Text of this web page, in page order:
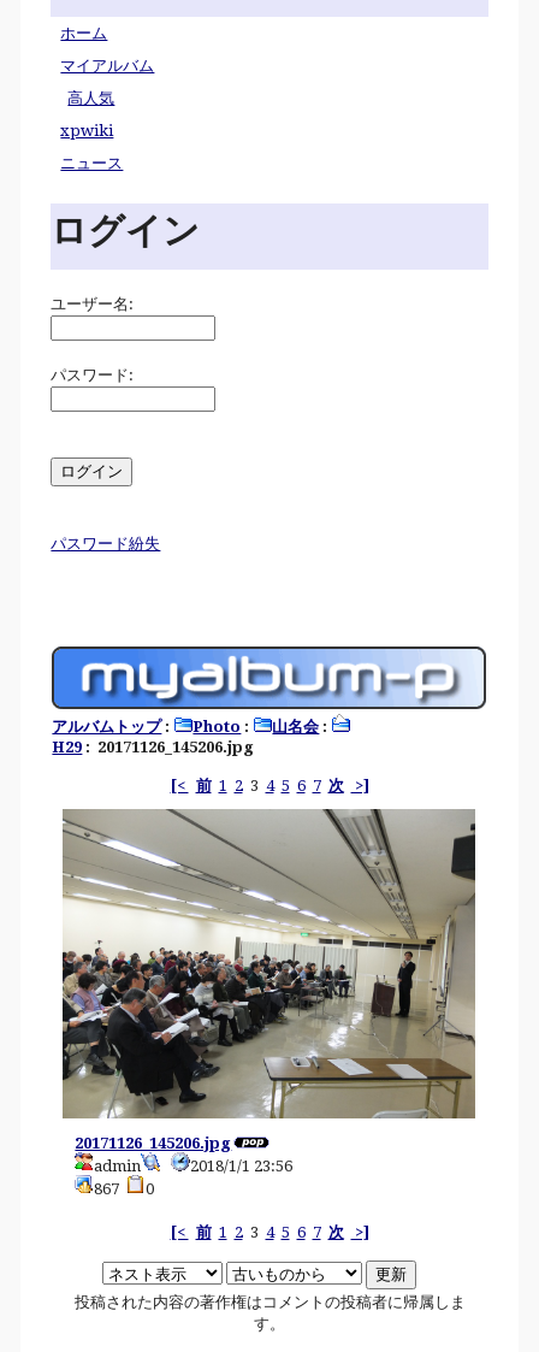
ホーム
マイアルバム
高人気
xpwiki
ニュース
ログイン
ユーザー名:
パスワード:
パスワード紛失
アルバムトップ: Photo : 山名会 :
H29 : 20171126_145206.jpg
[< 前 1 23 4 5 6 7 次 >]
20171126_145206.jpg
admin
2018/1/1 23:56
867
0
[< 前 1 23 4 5 6 7 次 >]
投稿された内容の著作権はコメントの投稿者に帰属しま
す。